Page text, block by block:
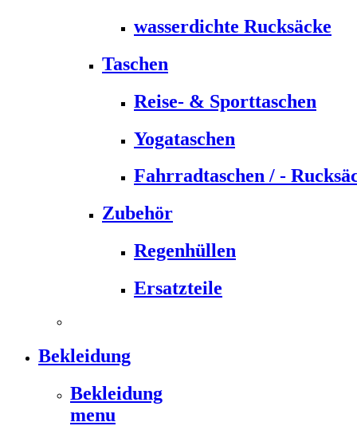
wasserdichte Rucksäcke
Taschen
Reise- & Sporttaschen
Yogataschen
Fahrradtaschen / -
Zubehör
Regenhüllen
Ersatzteile
Bekleidung
Bekleidung
menu